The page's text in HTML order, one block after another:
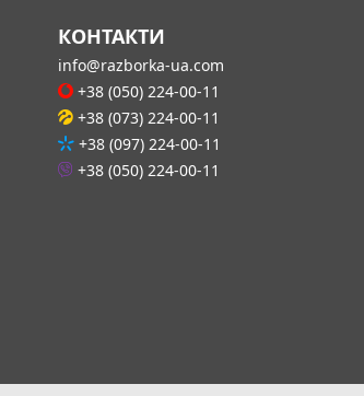
КОНТАКТИ
info@razborka-ua.com
+38 (050) 224-00-11
+38 (073) 224-00-11
+38 (097) 224-00-11
+38 (050) 224-00-11